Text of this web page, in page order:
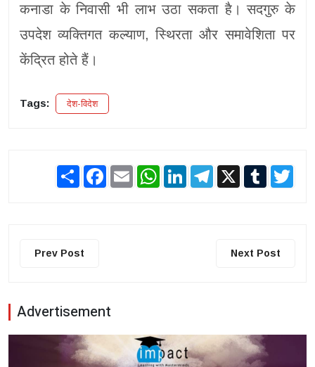
कनाडा के निवासी भी लाभ उठा सकता है। सदगुरु के
उपदेश व्यक्तिगत कल्याण, स्थिरता और समावेशिता पर
केंद्रित होते हैं।
Tags: देश-विदेश
Share Facebook
Email WhatsAppLinkedInTelegram
X Tumblr
Prev Post Next Post
Advertisement